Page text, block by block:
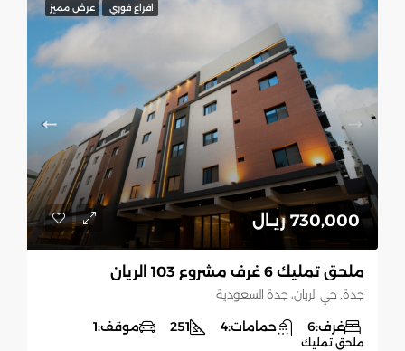
افراغ فوري عرض مميز
730,000 ريـال
ملحق تمليك 6 غرف مشروع 103 الريان
جدة, حي الريان، جدة السعودية
غرف:6 حمامات:4
251 موقف:1
ملحق تمليك